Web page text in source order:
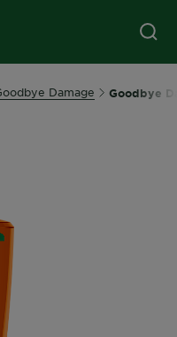
Damage Goodbye